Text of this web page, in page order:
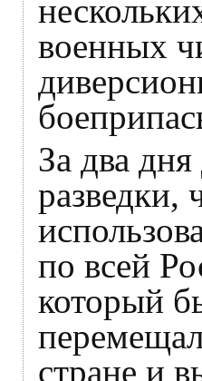
военных
За два
по всей
который
стране и